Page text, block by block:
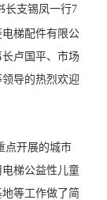
长支锡凤一行7
梯配件有限公
卢国平、市场
导的热烈欢迎
点开展的城市
梯公益性儿童
等工作做了简